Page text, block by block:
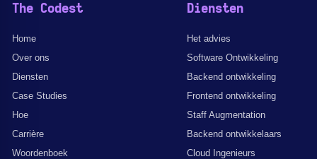
The Codest
Home
Over ons
Diensten
Case Studies
Hoe
Carrière
Woordenboek
Diensten
Het advies
Software Ontwikkeling
Backend ontwikkeling
Frontend ontwikkeling
Staff Augmentation
Backend ontwikkelaars
Cloud Ingenieurs